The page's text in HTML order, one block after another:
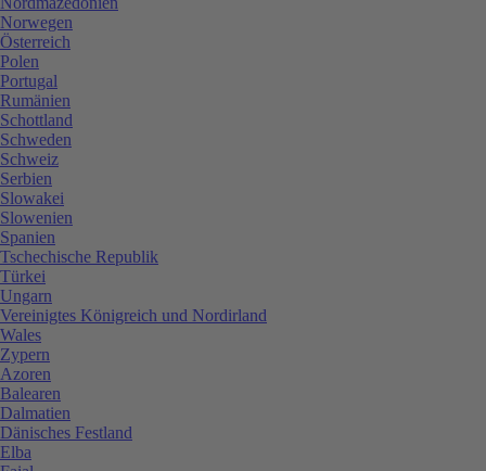
Norwegen
Österreich
Polen
Portugal
Rumänien
Schottland
Schweden
Schweiz
Serbien
Slowakei
Slowenien
Spanien
Tschechische Republik
Türkei
Ungarn
Vereinigtes Königreich und Nordirland
Wales
Zypern
Azoren
Balearen
Dalmatien
Dänisches Festland
Elba